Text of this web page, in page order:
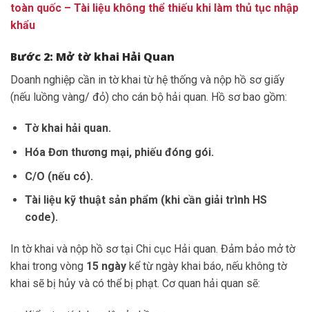
toàn quốc – Tài liệu không thể thiếu khi làm thủ tục nhập
khẩu
Bước 2: Mở tờ khai Hải Quan
Doanh nghiệp cần in tờ khai từ hệ thống và nộp hồ sơ giấy
(nếu luồng vàng/ đỏ) cho cán bộ hải quan. Hồ sơ bao gồm:
Tờ khai hải quan.
Hóa Đơn thương mại, phiếu đóng gói.
C/O (nếu có).
Tài liệu kỹ thuật sản phẩm (khi cần giải trình HS
code).
In tờ khai và nộp hồ sơ tại Chi cục Hải quan. Đảm bảo mở tờ
khai trong vòng 15 ngày kể từ ngày khai báo, nếu không tờ
khai sẽ bị hủy và có thể bị phạt. Cơ quan hải quan sẽ: